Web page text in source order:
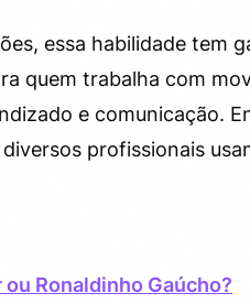
a força dessa inteligência
estimular essa
cada vez mais essa
essa habilidade tem
quem trabalha com
e comunicação.
profissionais
Ronaldinho Gaúcho?